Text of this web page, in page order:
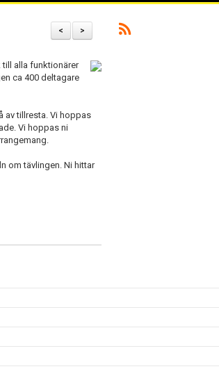
>
<
till alla funktionärer
ca 400 deltagare
av tillresta. Vi hoppas
Vi hoppas ni
om tävlingen. Ni hittar